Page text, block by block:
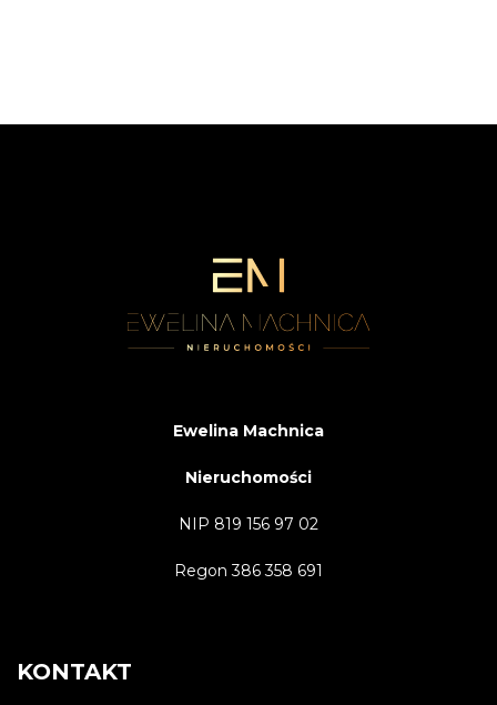
Ewelina Machnica
Nieruchomości
NIP 819 156 97 02
Regon 386 358 691
KONTAKT